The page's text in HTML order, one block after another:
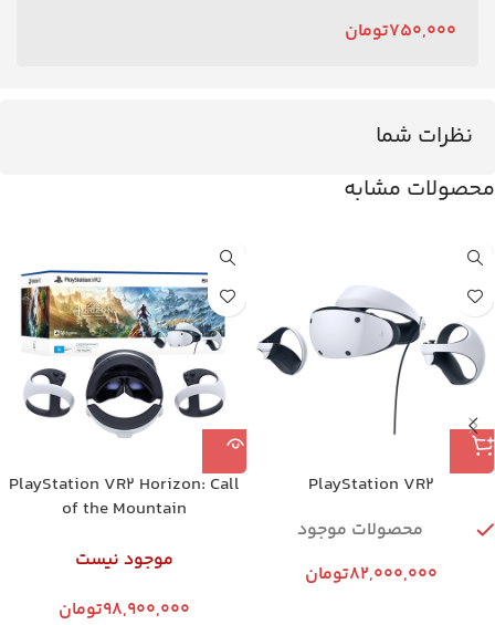
750,000تومان
نظرات شما
محصولات مشابه
PlayStation VR2
محصولات موجود
82,000,000تومان
PlayStation VR2 Horizon: Call
of the Mountain
موجود نیست
98,900,000تومان